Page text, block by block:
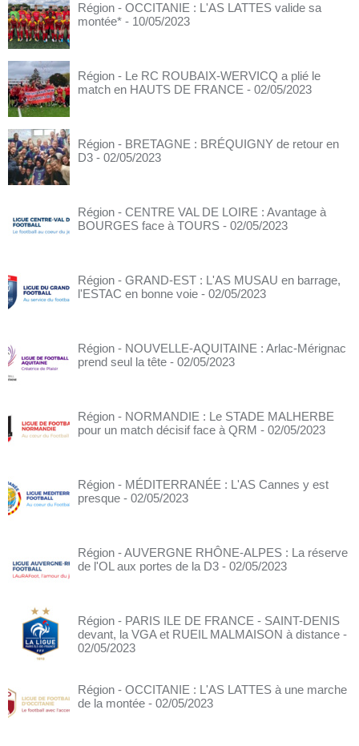
Région - OCCITANIE : L'AS LATTES valide sa
montée* - 10/05/2023
Région - Le RC ROUBAIX-WERVICQ a plié le
match en HAUTS DE FRANCE - 02/05/2023
Région - BRETAGNE : BRÉQUIGNY de retour en
D3 - 02/05/2023
Région - CENTRE VAL DE LOIRE : Avantage à
BOURGES face à TOURS - 02/05/2023
Région - GRAND-EST : L'AS MUSAU en barrage,
l'ESTAC en bonne voie - 02/05/2023
Région - NOUVELLE-AQUITAINE : Arlac-Mérignac
prend seul la tête - 02/05/2023
Région - NORMANDIE : Le STADE MALHERBE
pour un match décisif face à QRM - 02/05/2023
Région - MÉDITERRANÉE : L'AS Cannes y est
presque - 02/05/2023
Région - AUVERGNE RHÔNE-ALPES : La réserve
de l'OL aux portes de la D3 - 02/05/2023
Région - PARIS ILE DE FRANCE - SAINT-DENIS
devant, la VGA et RUEIL MALMAISON à distance -
02/05/2023
Région - OCCITANIE : L'AS LATTES à une marche
de la montée - 02/05/2023